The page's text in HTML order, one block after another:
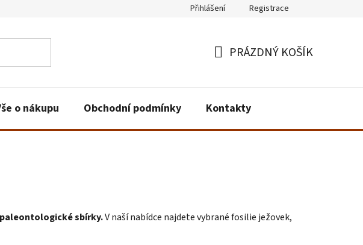
Přihlášení Registrace
PRÁZDNÝ KOŠÍK
o nákupu Obchodní podmínky Kontakty
sbírky.V naší nabídce najdete vybrané fosilie ježovek,